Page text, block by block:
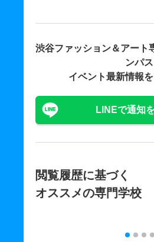
渋谷ファッション＆アート
ンパス
イベント最新情報
LINEで通知
閲覧履歴に基づく
オススメの専門学校